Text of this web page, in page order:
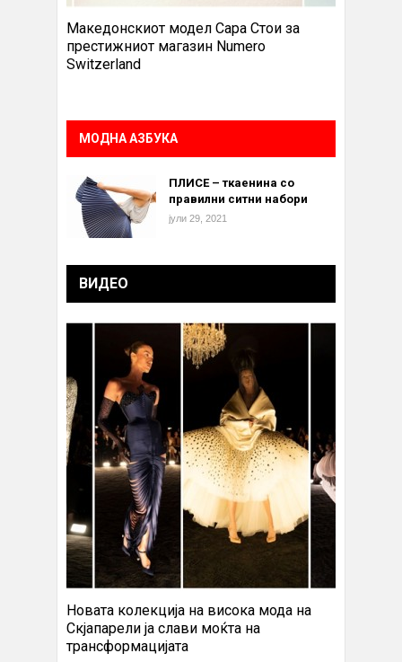
Македонскиот модел Сара Стои за
престижниот магазин Numero
Switzerland
МОДНА АЗБУКА
ПЛИСЕ – ткаенина со
правилни ситни набори
јули 29, 2021
ВИДЕО
Новата колекција на висока мода на
Скјапарели ја слави моќта на
трансформацијата